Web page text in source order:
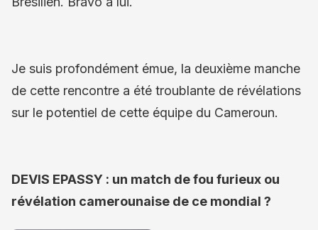
Je suis profondément émue, la deuxième manche
de cette rencontre a été troublante de révélations
sur le potentiel de cette équipe du Cameroun.
DEVIS EPASSY : un match de fou furieux ou
révélation camerounaise de ce mondial ?